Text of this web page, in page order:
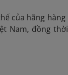
của hãng
Nam, đồng